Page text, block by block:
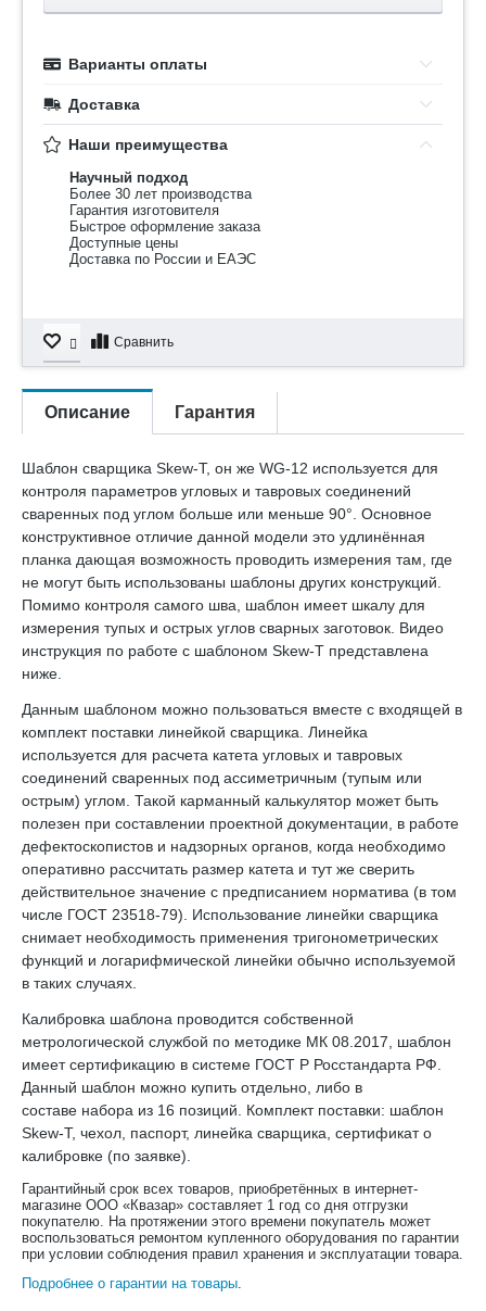
Варианты оплаты
Доставка
Наши преимущества
Научный подход
Более 30 лет производства
Гарантия изготовителя
Быстрое оформление заказа
Доступные цены
Доставка по России и ЕАЭС
Сравнить
Описание Гарантия
Шаблон сварщика Skew-T, он же WG-12 используется для
контроля параметров угловых и тавровых соединений
сваренных под углом больше или меньше 90°. Основное
конструктивное отличие данной модели это удлинённая
планка дающая возможность проводить измерения там, где
не могут быть использованы шаблоны других конструкций.
Помимо контроля самого шва, шаблон имеет шкалу для
измерения тупых и острых углов сварных заготовок. Видео
инструкция по работе с шаблоном Skew-T представлена
ниже.
Данным шаблоном можно пользоваться вместе с входящей в
комплект поставки линейкой сварщика. Линейка
используется для расчета катета угловых и тавровых
соединений сваренных под ассиметричным (тупым или
острым) углом. Такой карманный калькулятор может быть
полезен при составлении проектной документации, в работе
дефектоскопистов и надзорных органов, когда необходимо
оперативно рассчитать размер катета и тут же сверить
действительное значение с предписанием норматива (в том
числе ГОСТ 23518-79). Использование линейки сварщика
снимает необходимость применения тригонометрических
функций и логарифмической линейки обычно используемой
в таких случаях.
Калибровка шаблона проводится собственной
метрологической службой по методике МК 08.2017, шаблон
имеет сертификацию в системе ГОСТ Р Росстандарта РФ.
Данный шаблон можно купить отдельно, либо в
составе набора из 16 позиций. Комплект поставки: шаблон
Skew-T, чехол, паспорт, линейка сварщика, сертификат о
калибровке (по заявке).
Гарантийный срок всех товаров, приобретённых в интернет-
магазине ООО «Квазар» составляет 1 год со дня отгрузки
покупателю. На протяжении этого времени покупатель может
воспользоваться ремонтом купленного оборудования по гарантии
при условии соблюдения правил хранения и эксплуатации товара.
Подробнее о гарантии на товары.